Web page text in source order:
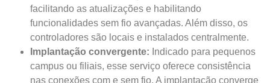
facilitando as atualizações e habilitando
funcionalidades sem fio avançadas. Além disso, os
controladores são locais e instalados centralmente.
Implantação convergente: Indicado para pequenos
campus ou filiais, esse serviço oferece consistência
nas conexões com e sem fio. A implantação converge